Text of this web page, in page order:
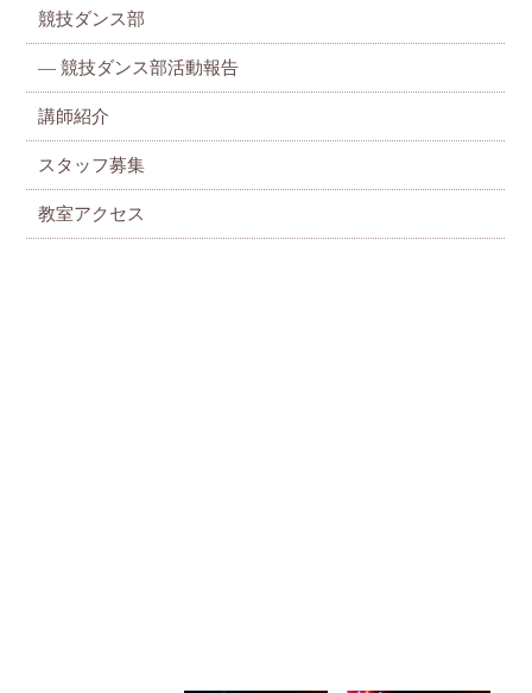
競技ダンス部
— 競技ダンス部活動報告
講師紹介
スタッフ募集
教室アクセス